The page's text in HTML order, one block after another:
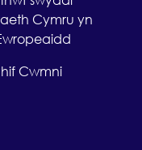
Cymru yn
Cwmni